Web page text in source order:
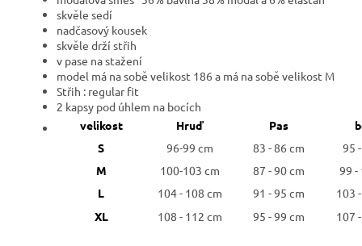
skvěle sedí
nadčasový kousek
skvěle drží střih
v pase na stažení
model má na sobě velikost 186 a má na sobě velikost M
Střih : regular fit
2 kapsy pod úhlem na bocích
velikost
Hruď Pas
S
96-99 cm 83 - 86 cm
95
M
100-103 cm 87 - 90 cm
99 -
L
104 - 108 cm 91 - 95 cm
103
XL
108 - 112 cm 95 - 99 cm 107